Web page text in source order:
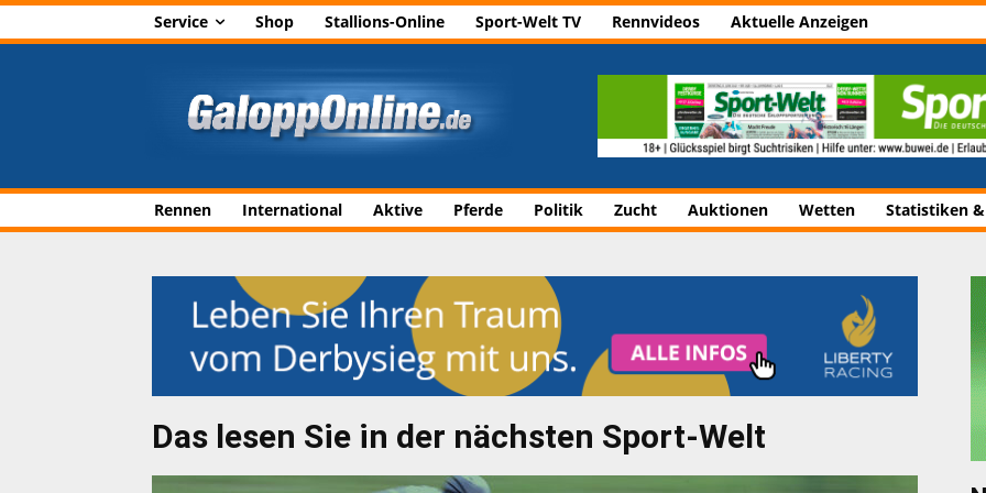
Service Shop Stallions-Online Sport-Welt TV Rennvideos Aktuelle Anzeigen
Rennen International Aktive Pferde Politik Zucht Auktionen Wetten Statistiken
Das lesen Sie in der nächsten Sport-Welt